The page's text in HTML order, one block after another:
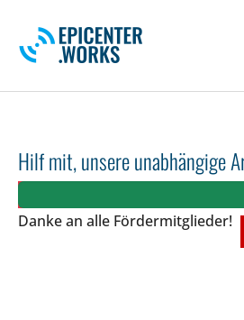
Hilf mit, unsere unabhängige
Danke an alle Fördermitglieder!